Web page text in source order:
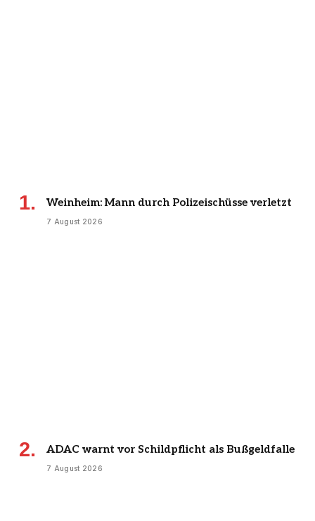
Weinheim: Mann durch Polizeischüsse verletzt
7 August 2026
ADAC warnt vor Schildpflicht als Bußgeldfalle
7 August 2026